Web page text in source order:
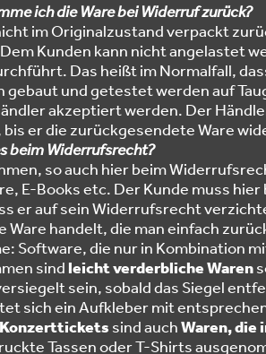
ich die Ware bei Widerruf zurück?
im Originalzustand verpackt
Kunden kann nicht angelastet
Das heißt im Normalfall,
gebaut und getestet werden auf
akzeptiert werden. Der
er die zurückgesendete Ware
beim Widerrufsrecht?
so auch hier beim
E-Books etc. Der Kunde muss
er auf sein Widerrufsrecht
Ware handelt, die man einfach
Software, die nur in Kombination
sind leicht verderbliche Waren
sein, sobald das Siegel
sich ein Aufkleber mit
Konzerttickets sind auchWaren,
Tassen oder T-Shirts